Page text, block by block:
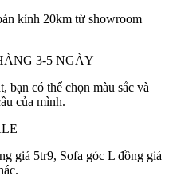
kính 20km từ showroom
3-5 NGÀY
bạn có thể chọn màu sắc và
của mình.
giá 5tr9, Sofa góc L đồng giá